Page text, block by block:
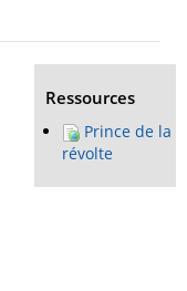
Ressources
Prince de la
révolte